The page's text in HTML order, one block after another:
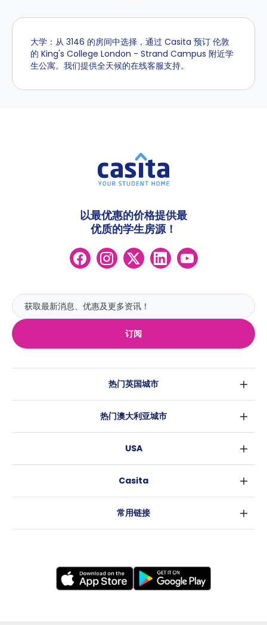
大学：从 3146 的房间中选择，通过 Casita 预订 伦敦
的 King's College London - Strand Campus 附近学
生公寓。我们提供全天候的在线客服支持。
订阅
以最优惠的价格提供最
优质的学生房源！
热门英国城市
伦敦
爱丁堡
利兹
考文垂
莱斯特
热门澳大利亚城市
布里斯班
阿德莱德
USA
洛杉矶
Casita
常用链接